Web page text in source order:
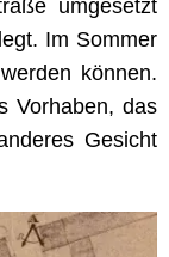
umgesetzt
Im Sommer
können.
Vorhaben, das
Gesicht